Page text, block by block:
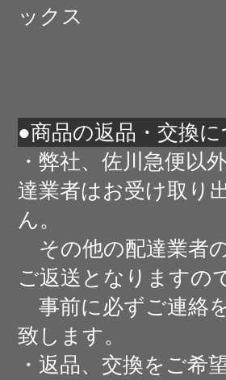
ックス
●商品の返品・交換
・弊社、佐川急便以
達業者はお受け取り
ん。
その他の配達業者
ご返送となりますの
事前に必ずご連絡
致します。
・返品、交換をご希